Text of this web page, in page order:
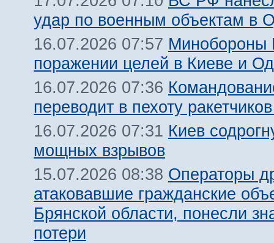
удар по военным объектам в
16.07.2026 07:57
поражении целей в Киеве и
16.07.2026 07:36
переводит в пехоту
16.07.2026 07:31 Киев
мощных взрывов
15.07.2026 08:38 Операторы
атаковавшие гражданские
Брянской области, понесли
потери